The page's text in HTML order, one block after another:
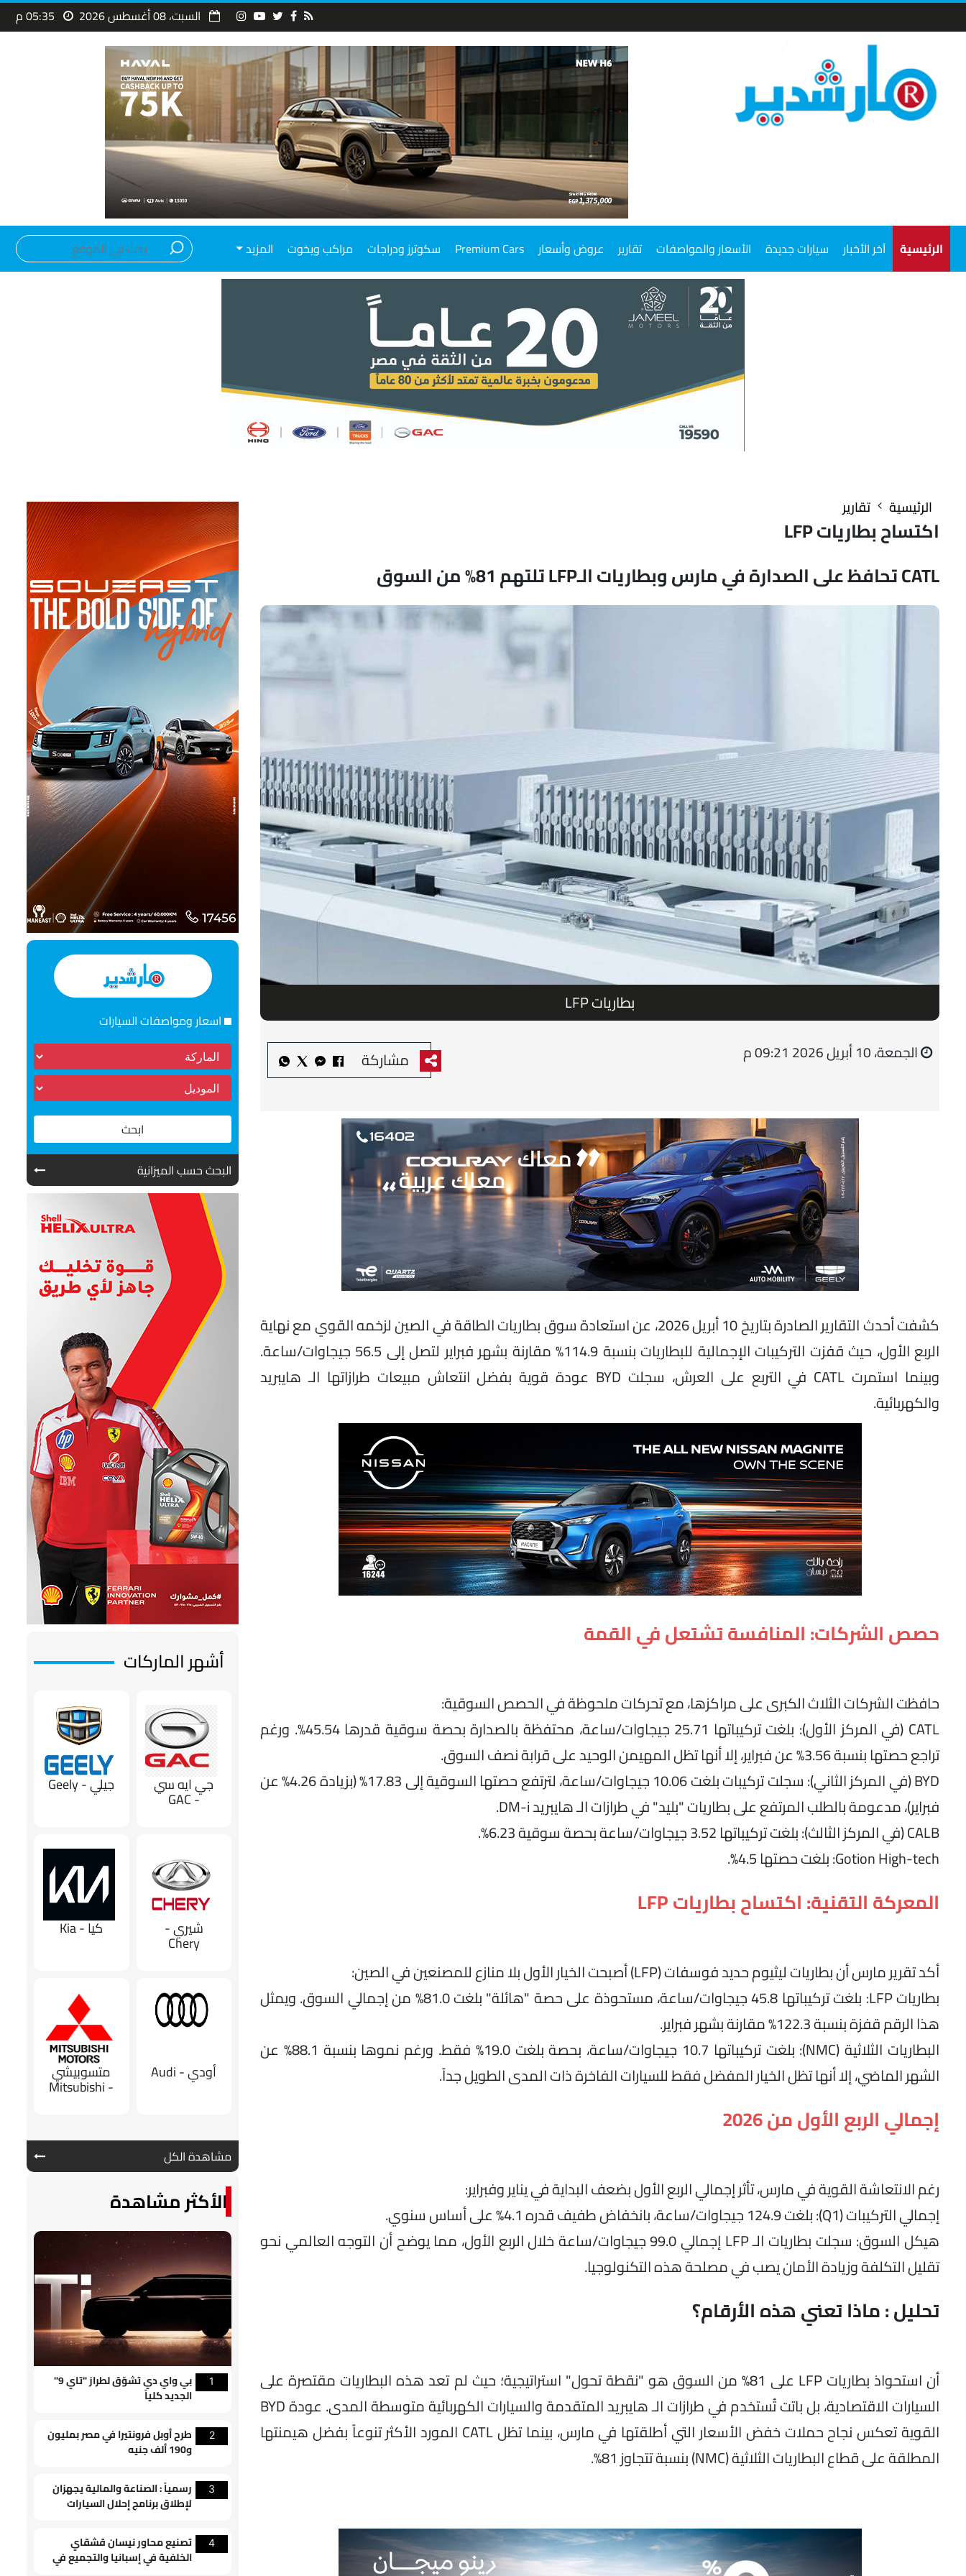
السبت، 08 أغسطس 2026
الرئيسية آخر الأخبار سيارات جديدة الأسعار والمواصفات تقارير عروض وأسعار Premium Cars سكوترز ودراجات مراكب ويخوت المزيد
الرئيسية تقارير
اكتساح بطاريات LFP
CATL تحافظ على الصدارة في مارس وبطاريات الـLFP تلتهم 81% من السوق
بطاريات LFP
الجمعة، 10 أبريل 2026 09:21 م مشاركة
كشفت أحدث التقارير الصادرة بتاريخ 10 أبريل 2026، عن استعادة سوق بطاريات الطاقة في الصين لزخمه القوي مع نهاية
الربع الأول، حيث قفزت التركيبات الإجمالية للبطاريات بنسبة 114.9% مقارنة بشهر فبراير لتصل إلى 56.5 جيجاوات/ساعة.
وبينما استمرت CATL في التربع على العرش، سجلت BYD عودة قوية بفضل انتعاش مبيعات طرازاتها الـ هايبريد
والكهربائية.
حصص الشركات: المنافسة تشتعل في القمة
حافظت الشركات الثلاث الكبرى على مراكزها، مع تحركات ملحوظة في الحصص السوقية:
CATL (في المركز الأول): بلغت تركيباتها 25.71 جيجاوات/ساعة، محتفظة بالصدارة بحصة سوقية قدرها 45.54%. ورغم
تراجع حصتها بنسبة 3.56% عن فبراير، إلا أنها تظل المهيمن الوحيد على قرابة نصف السوق.
BYD (في المركز الثاني): سجلت تركيبات بلغت 10.06 جيجاوات/ساعة، لترتفع حصتها السوقية إلى 17.83% (بزيادة 4.26% عن
فبراير)، مدعومة بالطلب المرتفع على بطاريات "بليد" في طرازات الـ هايبريد DM-i.
CALB (في المركز الثالث): بلغت تركيباتها 3.52 جيجاوات/ساعة بحصة سوقية 6.23%.
Gotion High-tech: بلغت حصتها 4.5%.
المعركة التقنية: اكتساح بطاريات LFP
أكد تقرير مارس أن بطاريات ليثيوم حديد فوسفات (LFP) أصبحت الخيار الأول بلا منازع للمصنعين في الصين:
بطاريات LFP: بلغت تركيباتها 45.8 جيجاوات/ساعة، مستحوذة على حصة "هائلة" بلغت 81.0% من إجمالي السوق. ويمثل
هذا الرقم قفزة بنسبة 122.3% مقارنة بشهر فبراير.
البطاريات الثلاثية (NMC): بلغت تركيباتها 10.7 جيجاوات/ساعة، بحصة بلغت 19.0% فقط. ورغم نموها بنسبة 88.1% عن
الشهر الماضي، إلا أنها تظل الخيار المفضل فقط للسيارات الفاخرة ذات المدى الطويل جداً.
إجمالي الربع الأول من 2026
رغم الانتعاشة القوية في مارس، تأثر إجمالي الربع الأول بضعف البداية في يناير وفبراير:
إجمالي التركيبات (Q1): بلغت 124.9 جيجاوات/ساعة، بانخفاض طفيف قدره 4.1% على أساس سنوي.
هيكل السوق: سجلت بطاريات الـ LFP إجمالي 99.0 جيجاوات/ساعة خلال الربع الأول، مما يوضح أن التوجه العالمي نحو
تقليل التكلفة وزيادة الأمان يصب في مصلحة هذه التكنولوجيا.
تحليل : ماذا تعني هذه الأرقام؟
أن استحواذ بطاريات LFP على 81% من السوق هو "نقطة تحول" استراتيجية؛ حيث لم تعد هذه البطاريات مقتصرة على
السيارات الاقتصادية، بل باتت تُستخدم في طرازات الـ هايبريد المتقدمة والسيارات الكهربائية متوسطة المدى. عودة BYD
القوية تعكس نجاح حملات خفض الأسعار التي أطلقتها في مارس، بينما تظل CATL المورد الأكثر تنوعاً بفضل هيمنتها
المطلقة على قطاع البطاريات الثلاثية (NMC) بنسبة تتجاوز 81%.
اسعار ومواصفات السيارات
ابحث
البحث حسب الميزانية
أشهر الماركات
جي ايه سي
- GAC
جيلي - Geely
شيري -
Chery
كيا - Kia
أودي - Audi متسوبيشي
- Mitsubishi
مشاهدة الكل
الأكثر مشاهدة
1
بي واي دي تشوّق لطراز "تاي 9"
الجديد كلياً
2
طرح أوبل فرونتيرا في مصر بمليون
و190 ألف جنيه
3
رسمياً : الصناعة والمالية يجهزان
لإطلاق برنامج إحلال السيارات
4
تصنيع محاور نيسان قشقاي
الخلفية في إسبانيا والتجميع في